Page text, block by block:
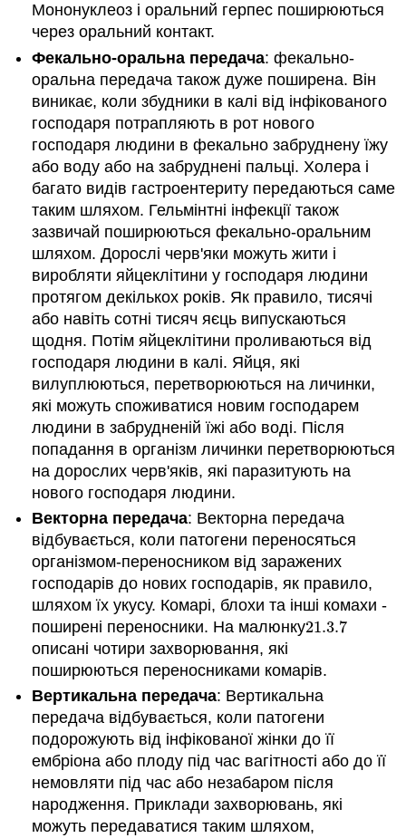
Мононуклеоз і оральний герпес поширюються
через оральний контакт.
Фекально-оральна передача: фекально-
оральна передача також дуже поширена. Він
виникає, коли збудники в калі від інфікованого
господаря потрапляють в рот нового
господаря людини в фекально забруднену їжу
або воду або на забруднені пальці. Холера і
багато видів гастроентериту передаються саме
таким шляхом. Гельмінтні інфекції також
зазвичай поширюються фекально-оральним
шляхом. Дорослі черв'яки можуть жити і
виробляти яйцеклітини у господаря людини
протягом декількох років. Як правило, тисячі
або навіть сотні тисяч яєць випускаються
щодня. Потім яйцеклітини проливаються від
господаря людини в калі. Яйця, які
вилуплюються, перетворюються на личинки,
які можуть споживатися новим господарем
людини в забрудненій їжі або воді. Після
попадання в організм личинки перетворюються
на дорослих черв'яків, які паразитують на
нового господаря людини.
Векторна передача: Векторна передача
відбувається, коли патогени переносяться
організмом-переносником від заражених
господарів до нових господарів, як правило,
шляхом їх укусу. Комарі, блохи та інші комахи -
поширені переносники. На малюнку21.3.7
21.3.7
описані чотири захворювання, які
поширюються переносниками комарів.
Вертикальна передача: Вертикальна
передача відбувається, коли патогени
подорожують від інфікованої жінки до її
ембріона або плоду під час вагітності або до її
немовляти під час або незабаром після
народження. Приклади захворювань, які
можуть передаватися таким шляхом,